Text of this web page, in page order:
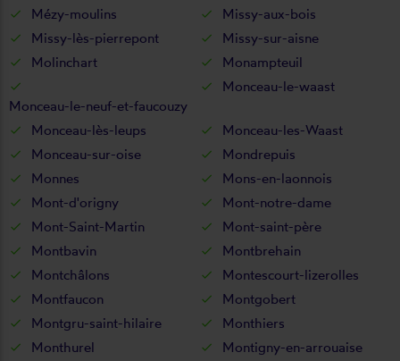
Mézy-moulins
Missy-aux-bois
Missy-lès-pierrepont
Missy-sur-aisne
Molinchart
Monampteuil
Monceau-le-neuf-et-faucouzy
Monceau-le-waast
Monceau-lès-leups
Monceau-les-Waast
Monceau-sur-oise
Mondrepuis
Monnes
Mons-en-laonnois
Mont-d'origny
Mont-notre-dame
Mont-Saint-Martin
Mont-saint-père
Montbavin
Montbrehain
Montchâlons
Montescourt-lizerolles
Montfaucon
Montgobert
Montgru-saint-hilaire
Monthiers
Monthurel
Montigny-en-arrouaise